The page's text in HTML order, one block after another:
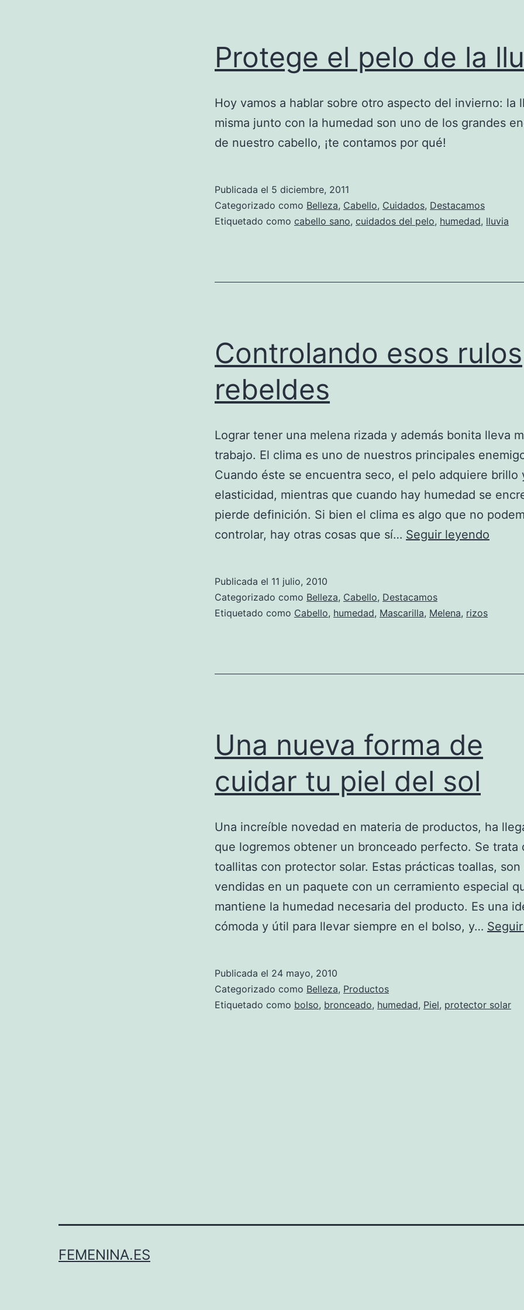
Protege el pelo de la
Hoy vamos a hablar sobre otro aspecto del invierno: la
misma junto con la humedad son uno de los grandes
de nuestro cabello, ¡te contamos por qué!
Publicada el 5 diciembre, 2011
Categorizado como Belleza, Cabello, Cuidados, Destacamos
Etiquetado como cabello sano, cuidados del pelo, humedad, lluvia
Controlando esos rulos
rebeldes
Lograr tener una melena rizada y además bonita lleva
trabajo. El clima es uno de nuestros principales
Cuando éste se encuentra seco, el pelo adquiere brillo
elasticidad, mientras que cuando hay humedad se
pierde definición. Si bien el clima es algo que no
controlar, hay otras cosas que sí… Seguir leyendo
Publicada el 11 julio, 2010
Categorizado como Belleza, Cabello, Destacamos
Etiquetado como Cabello, humedad, Mascarilla, Melena, rizos
Una nueva forma de
cuidar tu piel del sol
Una increíble novedad en materia de productos, ha
que logremos obtener un bronceado perfecto. Se trata
toallitas con protector solar. Estas prácticas toallas, son
vendidas en un paquete con un cerramiento especial
mantiene la humedad necesaria del producto. Es una
cómoda y útil para llevar siempre en el bolso, y…
Publicada el 24 mayo, 2010
Categorizado como Belleza, Productos
Etiquetado como bolso, bronceado, humedad, Piel, protector solar
FEMENINA.ES